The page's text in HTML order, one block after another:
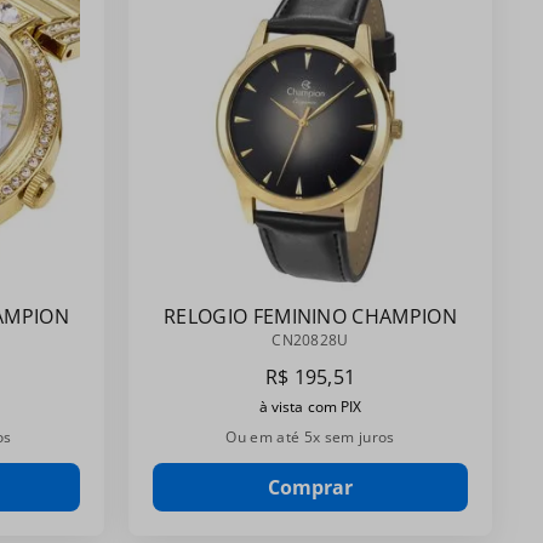
RELOGIO FEMININO CHAMPION
CN20828U
CN20828U
R$ 195,51
à vista com PIX
Ou em até 5x sem juros
Comprar